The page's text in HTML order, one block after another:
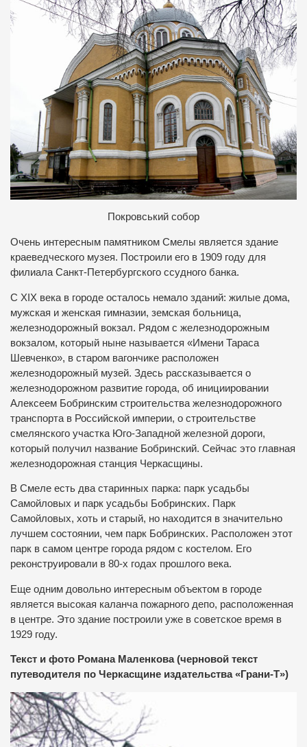
Покровський собор
Очень интересным памятником Смелы является здание
краеведческого музея. Построили его в 1909 году для
филиала Санкт-Петербургского ссудного банка.
С XIX века в городе осталось немало зданий: жилые дома,
мужская и женская гимназии, земская больница,
железнодорожный вокзал. Рядом с железнодорожным
вокзалом, который ныне называется «Имени Тараса
Шевченко», в старом вагончике расположен
железнодорожный музей. Здесь рассказывается о
железнодорожном развитие города, об инициировании
Алексеем Бобринским строительства железнодорожного
транспорта в Российской империи, о строительстве
смелянского участка Юго-Западной железной дороги,
который получил название Бобринский. Сейчас это главная
железнодорожная станция Черкасщины.
В Смеле есть два старинных парка: парк усадьбы
Самойловых и парк усадьбы Бобринских. Парк
Самойловых, хоть и старый, но находится в значительно
лучшем состоянии, чем парк Бобринских. Расположен этот
парк в самом центре города рядом с костелом. Его
реконструировали в 80-х годах прошлого века.
Еще одним довольно интересным объектом в городе
является высокая каланча пожарного депо, расположенная
в центре. Это здание построили уже в советское время в
1929 году.
Текст и фото Романа Маленкова (черновой текст
путеводителя по Черкасщине издательства «Грани-Т»)